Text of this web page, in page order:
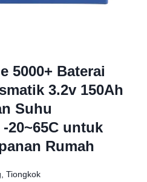
5000+ Baterai
3.2v 150Ah
Suhu
20~65C untuk
Rumah
Tiongkok